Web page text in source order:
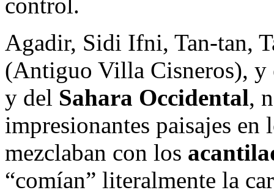
Agadir, Sidi Ifni, Tan-tan,
(Antiguo Villa Cisneros), y
y del Sahara Occidental,
impresionantes paisajes en
mezclaban con los
“comían” literalmente la